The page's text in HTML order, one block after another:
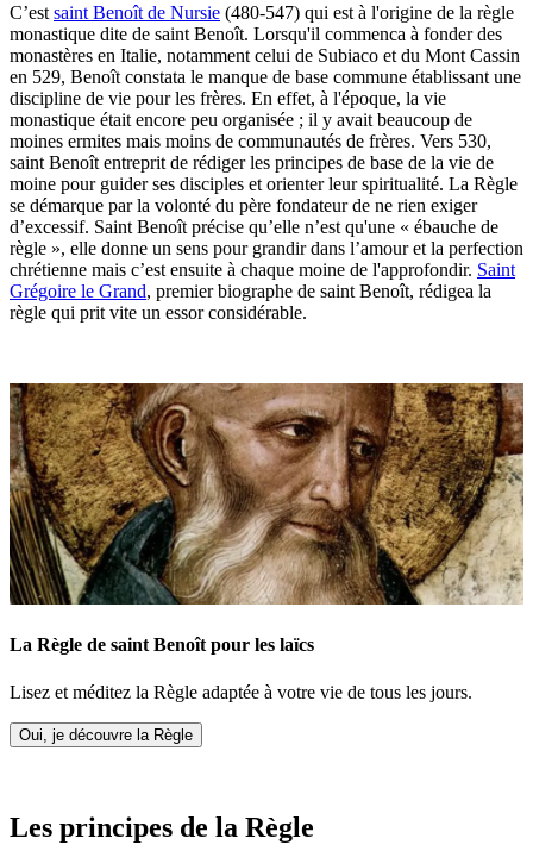
C’est saint Benoît de Nursie (480-547) qui est à l'origine de la règle
monastique dite de saint Benoît. Lorsqu'il commenca à fonder des
monastères en Italie, notamment celui de Subiaco et du Mont Cassin
en 529, Benoît constata le manque de base commune établissant une
discipline de vie pour les frères. En effet, à l'époque, la vie
monastique était encore peu organisée ; il y avait beaucoup de
moines ermites mais moins de communautés de frères. Vers 530,
saint Benoît entreprit de rédiger les principes de base de la vie de
moine pour guider ses disciples et orienter leur spiritualité. La Règle
se démarque par la volonté du père fondateur de ne rien exiger
d’excessif. Saint Benoît précise qu’elle n’est qu'une « ébauche de
règle », elle donne un sens pour grandir dans l’amour et la perfection
chrétienne mais c’est ensuite à chaque moine de l'approfondir. Saint
Grégoire le Grand, premier biographe de saint Benoît, rédigea la
règle qui prit vite un essor considérable.
La Règle de saint Benoît pour les laïcs
Lisez et méditez la Règle adaptée à votre vie de tous les jours.
Oui, je découvre la Règle
Les principes de la Règle